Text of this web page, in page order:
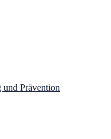
Prävention